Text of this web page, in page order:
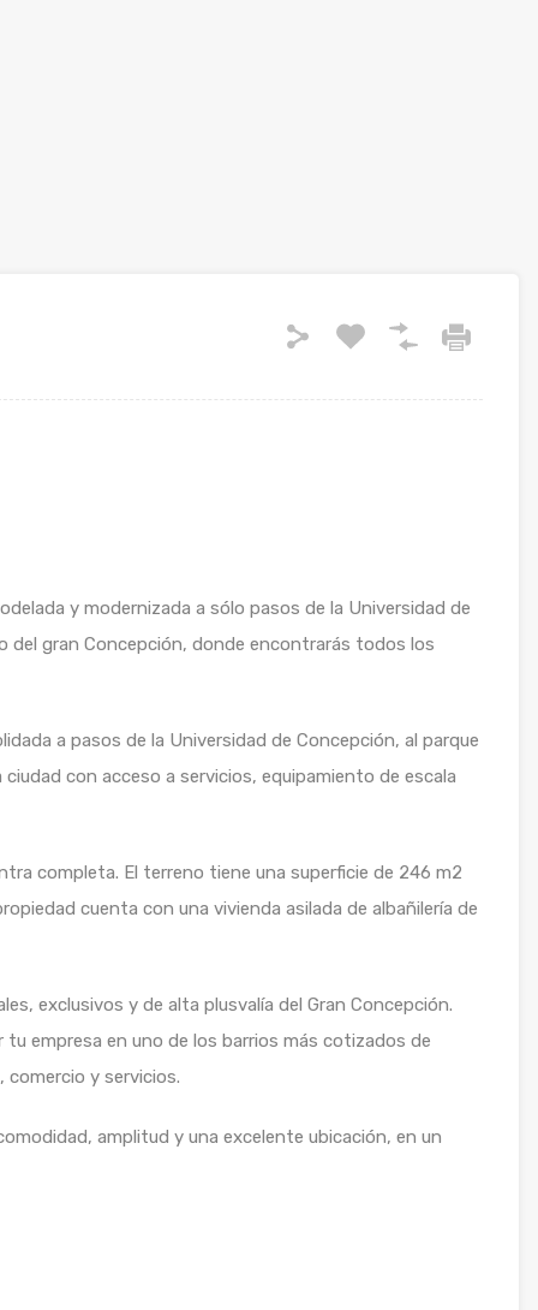
y modernizada a sólo pasos de la Universidad de
del gran Concepción, donde encontrarás todos los
a pasos de la Universidad de Concepción, al parque
con acceso a servicios, equipamiento de escala
completa. El terreno tiene una superficie de 246 m2
cuenta con una vivienda asilada de albañilería de
exclusivos y de alta plusvalía del Gran Concepción.
empresa en uno de los barrios más cotizados de
comercio y servicios.
amplitud y una excelente ubicación, en un